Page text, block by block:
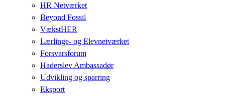
HR Netværket
Beyond Fossil
VækstHER
Lærlinge- og Elevnetværket
Forsvarsforum
Haderslev Ambassadør
Udvikling og sparring
Eksport